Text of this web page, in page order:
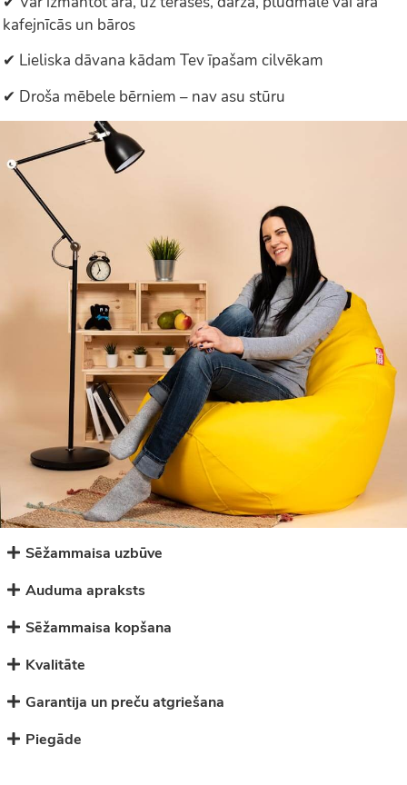
kafejnīcās un bāros
✔ Lieliska dāvana kādam Tev īpašam cilvēkam
✔ Droša mēbele bērniem – nav asu stūru
Sēžammaisa uzbūve
Auduma apraksts
Sēžammaisa kopšana
Kvalitāte
Garantija un preču atgriešana
Piegāde